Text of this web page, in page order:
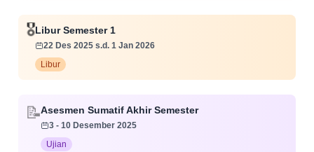
🎖️Libur Semester 1
22 Des 2025 s.d. 1 Jan 2026
Libur
📝Asesmen Sumatif Akhir Semester
3 - 10 Desember 2025
Ujian